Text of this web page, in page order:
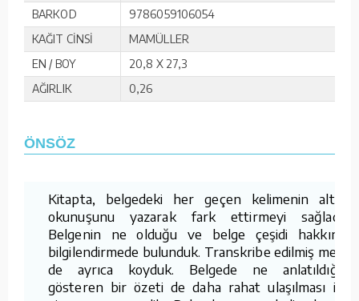
BARKOD
9786059106054
KAĞIT CİNSİ
MAMÜLLER
EN / BOY
20,8 X 27,3
AĞIRLIK
0,26
ÖNSÖZ
Kitapta, belgedeki her geçen kelimenin altına
okunuşunu yazarak fark ettirmeyi sağladık.
Belgenin ne olduğu ve belge çeşidi hakkında
bilgilendirmede bulunduk. Transkribe edilmiş metni
de ayrıca koyduk. Belgede ne anlatıldığını
gösteren bir özeti de daha rahat ulaşılması için